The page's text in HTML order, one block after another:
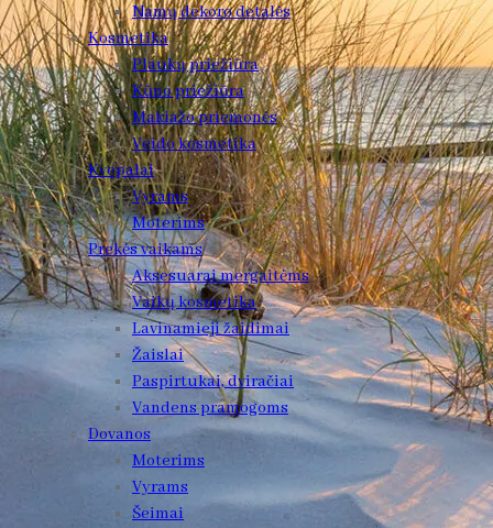
Namų dekoro detalės
Kosmetika
Plaukų priežiūra
Kūno priežiūra
Makiažo priemonės
Veido kosmetika
Kvepalai
Vyrams
Moterims
Prekės vaikams
Aksesuarai mergaitėms
Vaikų kosmetika
Lavinamieji žaidimai
Žaislai
Paspirtukai, dviračiai
Vandens pramogoms
Dovanos
Moterims
Vyrams
Šeimai